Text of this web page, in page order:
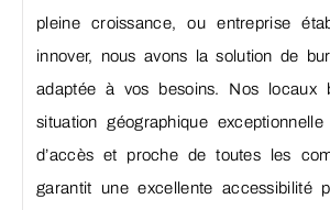
pleine croissance, ou entreprise
innover, nous avons la solution de
adaptée à vos besoins. Nos locaux
situation géographique
d’accès et proche de toutes les
garantit une excellente accessibilité